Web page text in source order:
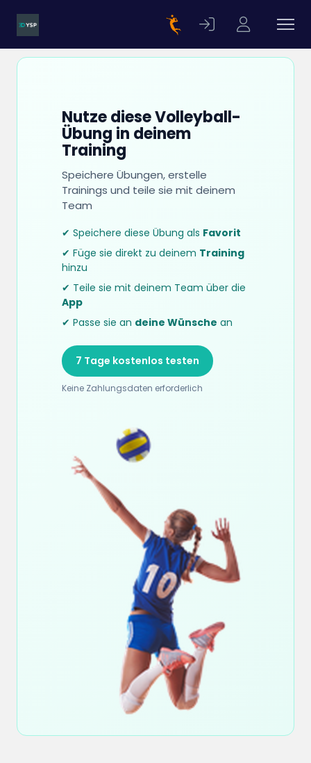
Nutze diese Volleyball-
Übung in deinem
Training
Speichere Übungen, erstelle
Trainings und teile sie mit deinem
Team
✔ Speichere diese Übung als Favorit
✔ Füge sie direkt zu deinem Training
hinzu
✔ Teile sie mit deinem Team über die
App
✔ Passe sie an deine Wünsche an
7 Tage kostenlos testen
Keine Zahlungsdaten erforderlich